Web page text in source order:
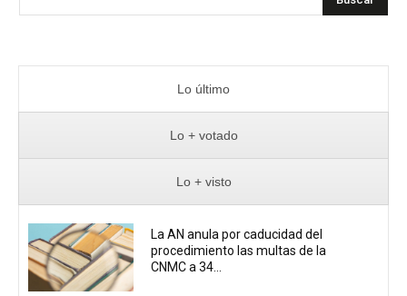
Lo último
Lo + votado
Lo + visto
La AN anula por caducidad del
procedimiento las multas de la
CNMC a 34...